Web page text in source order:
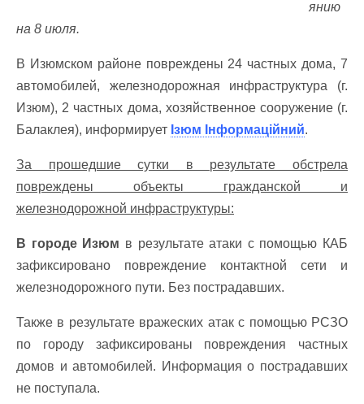
янию
на 8 июля.
В Изюмском районе повреждены 24 частных дома, 7
автомобилей, железнодорожная инфраструктура (г.
Изюм), 2 частных дома, хозяйственное сооружение (г.
Балаклея), информирует Ізюм Інформаційний.
За прошедшие сутки в результате обстрела
повреждены объекты гражданской и
железнодорожной инфраструктуры:
В городе Изюм в результате атаки с помощью КАБ
зафиксировано повреждение контактной сети и
железнодорожного пути. Без пострадавших.
Также в результате вражеских атак с помощью РСЗО
по городу зафиксированы повреждения частных
домов и автомобилей. Информация о пострадавших
не поступала.